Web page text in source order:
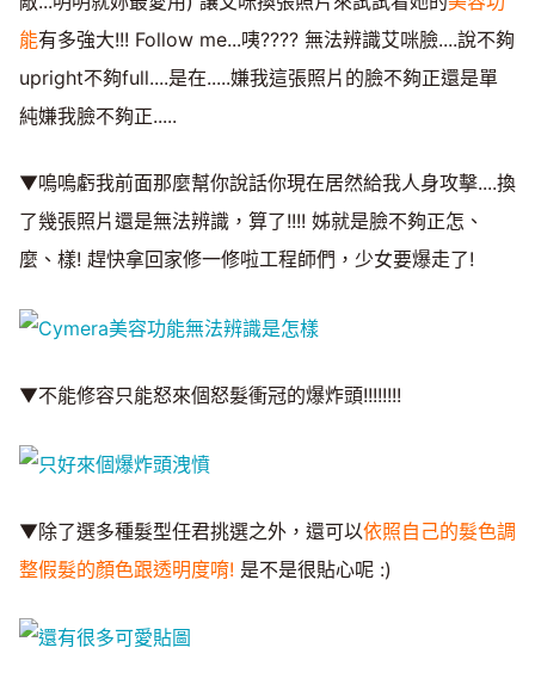
能有多強大!!! Follow me...咦???? 無法辨識艾咪臉....說不夠
upright不夠full....是在.....嫌我這張照片的臉不夠正還是單
純嫌我臉不夠正.....
▼嗚嗚虧我前面那麼幫你說話你現在居然給我人身攻擊....換
了幾張照片還是無法辨識，算了!!!! 姊就是臉不夠正怎、
麼、樣! 趕快拿回家修一修啦工程師們，少女要爆走了!
▼不能修容只能怒來個怒髮衝冠的爆炸頭!!!!!!!!
▼除了選多種髮型任君挑選之外，還可以依照自己的髮色調
整假髮的顏色跟透明度唷! 是不是很貼心呢 :)